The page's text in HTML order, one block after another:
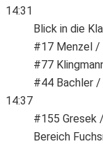
14:31
Blick in die
#17 Menzel /
#77
#44 Bachler /
14:37
#155 Gresek
Bereich